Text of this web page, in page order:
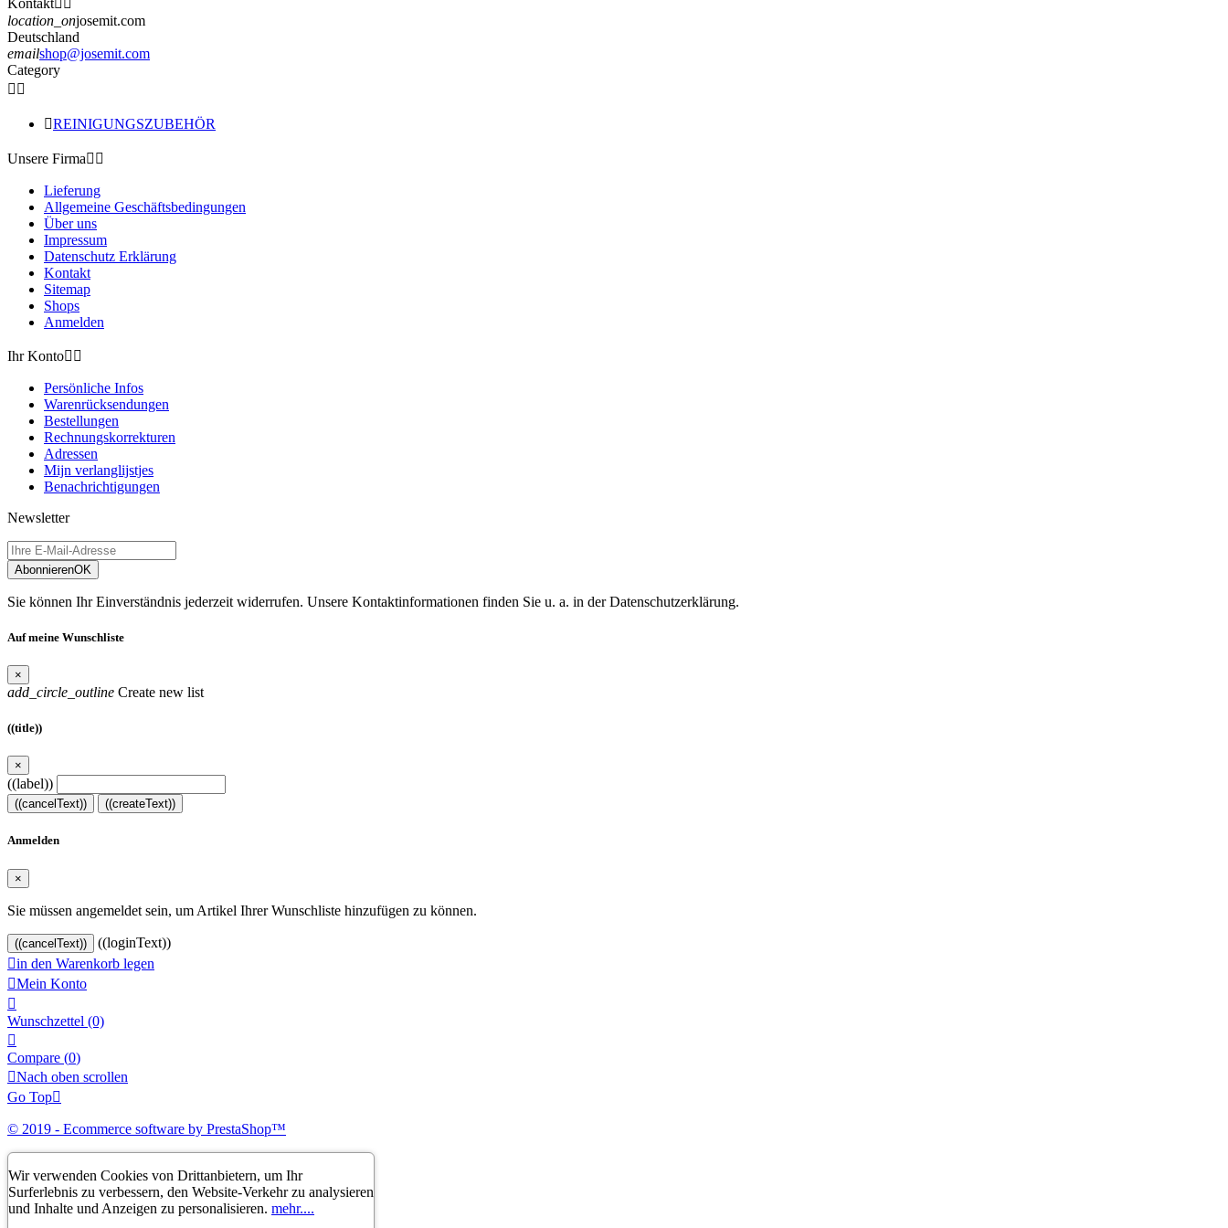
location_onjosemit.com
Deutschland
emailshop@josemit.com
Category
 
REINIGUNGSZUBEHÖR
Unsere Firma 
Lieferung
Allgemeine Geschäftsbedingungen
Über uns
Impressum
Datenschutz Erklärung
Kontakt
Sitemap
Shops
Anmelden
Ihr Konto 
Persönliche Infos
Warenrücksendungen
Bestellungen
Rechnungskorrekturen
Adressen
Mijn verlanglijstjes
Benachrichtigungen
Newsletter
AbonnierenOK
Sie können Ihr Einverständnis jederzeit widerrufen. Unsere Kontaktinformationen finden Sie u. a. in der Datenschutzerklärung.
Auf meine Wunschliste
×
add_circle_outline Create new list
((title))
×
((label))
((cancelText)) ((createText))
Anmelden
×
Sie müssen angemeldet sein, um Artikel Ihrer Wunschliste hinzufügen zu können.
((cancelText))
((loginText))
in den Warenkorb legen
Mein Konto

Wunschzettel (0)

Compare (0)
Nach oben scrollen
Go Top
© 2019 - Ecommerce software by PrestaShop™
Wir verwenden Cookies von Drittanbietern, um Ihr
Surferlebnis zu verbessern, den Website-Verkehr zu analysieren
und Inhalte und Anzeigen zu personalisieren. mehr....